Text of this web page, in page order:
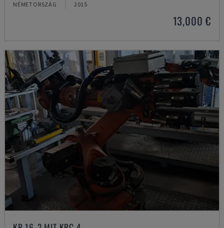
NÉMETORSZÁG 2015
13,000 €